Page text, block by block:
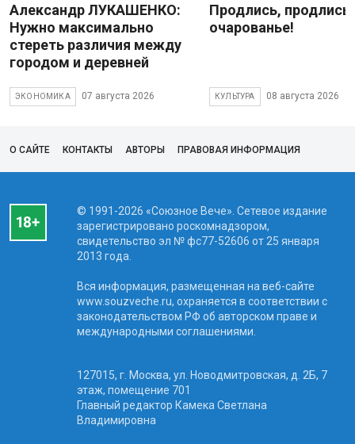
Александр ЛУКАШЕНКО:
Нужно максимально
стереть различия между
городом и деревней
ЭКОНОМИКА 07 августа 2026
Продлись, продлись
очарованье!
КУЛЬТУРА 08 августа 2026
О САЙТЕ КОНТАКТЫ АВТОРЫ ПРАВОВАЯ ИНФОРМАЦИЯ
© 1991-2026 «Союзное Вече». Сетевое издание
зарегистрировано роскомнадзором,
свидетельство эл № фc77-52606 от 25 января
2013 года.
Вся информация, размещенная на веб-сайте
www.souzveche.ru, охраняется в соответствии с
законодательством РФ об авторском праве и
международными соглашениями.
127015, г. Москва, ул. Новодмитровская, д. 2Б, 7
этаж, помещение 701
Главный редактор Камека Светлана
Владимировна